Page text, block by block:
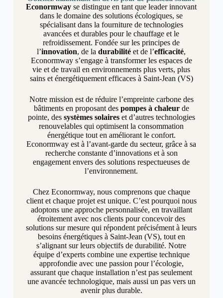
Econormway se distingue en tant que leader innovant
dans le domaine des solutions écologiques, se
spécialisant dans la fourniture de technologies
avancées et durables pour le chauffage et le
refroidissement. Fondée sur les principes de
l’innovation, de ladurabilité et de l’efficacité,
Econormway s’engage à transformer les espaces de
vie et de travail en environnements plus verts, plus
sains et énergétiquement efficaces à Saint-Jean (VS)
Notre mission est de réduire l’empreinte carbone des
bâtiments en proposant des pompes à chaleurde
pointe, des systèmes solaireset d’autres technologies
renouvelables qui optimisent la consommation
énergétique tout en améliorant le confort.
Econormway est à l’avant-garde du secteur, grâce à sa
recherche constante d’innovations et à son
engagement envers des solutions respectueuses de
l’environnement.
Chez Econormway, nous comprenons que chaque
client et chaque projet est unique. C’est pourquoi nous
adoptons une approche personnalisée, en travaillant
étroitement avec nos clients pour concevoir des
solutions sur mesure qui répondent précisément à leurs
besoins énergétiques à Saint-Jean (VS), tout en
s’alignant sur leurs objectifs de durabilité. Notre
équipe d’experts combine une expertise technique
approfondie avec une passion pour l’écologie,
assurant que chaque installation n’est pas seulement
une avancée technologique, mais aussi un pas vers un
avenir plus durable.